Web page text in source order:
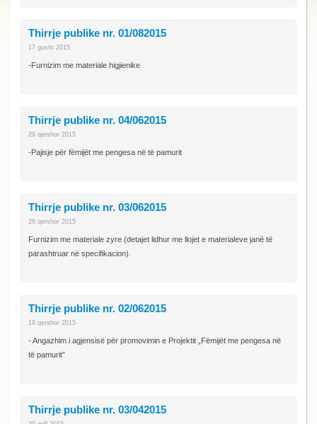
Thirrje publike nr. 01/082015
17 gusht 2015
-Furnizim me materiale higjienike
Thirrje publike nr. 04/062015
29 qershor 2015
-Pajisje për fëmijët me pengesa në të pamurit
Thirrje publike nr. 03/062015
26 qershor 2015
Furnizim me materiale zyre (detajet lidhur me llojet e materialeve janë të
parashtruar në specifikacion).
Thirrje publike nr. 02/062015
19 qershor 2015
- Angazhim i agjensisë për promovimin e Projektit „Fëmijët me pengesa në
të pamurit”
Thirrje publike nr. 03/042015